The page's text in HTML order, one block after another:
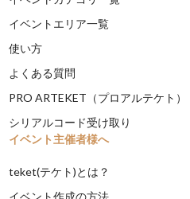
イベントエリア一覧
使い方
よくある質問
PRO ARTEKET（プロアルテケト）
シリアルコード受け取り
イベント主催者様へ
teket(テケト)とは？
イベント作成の方法